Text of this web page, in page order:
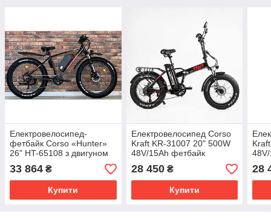
Електровелосипед-
фетбайк Corso «Hunter»
26" HT-65108 з двигуном
500W, акумулятором
48V/15Ah та алюмінієвою
рам
33 864 ₴
Купити
Електровелосипед Corso
Kraft KR-31007 20" 500W
48V/15Ah фетбайк
Shimano 7 швидкостей
28 450₴
Купити
28